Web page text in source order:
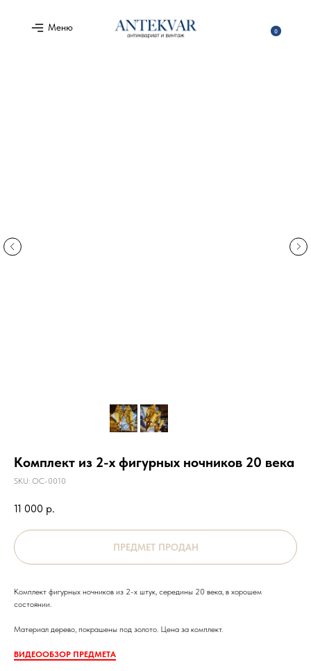
Меню 0
Комплект из 2-х фигурных ночников 20 века
SKU: ОС-0010
11 000 р.
Комплект фигурных ночников из 2-х штук, середины 20 века, в хорошем
состоянии.
Материал дерево, покрашены под золото. Цена за комплект.
ВИДЕООБЗОР ПРЕДМЕТА